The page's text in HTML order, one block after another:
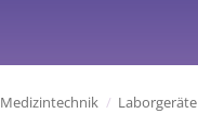
Medizintechnik / Laborgeräte